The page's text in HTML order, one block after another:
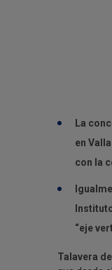
La
en
con la
“eje
Talavera